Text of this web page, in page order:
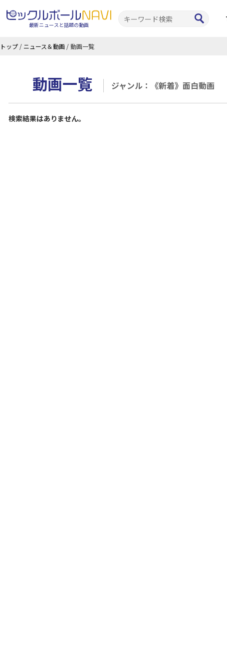
最新ニュースと話題の動画
トップ / ニュース＆動画 /動画一覧
動画一覧 ジャンル：《新着》面白動画
検索結果はありません。